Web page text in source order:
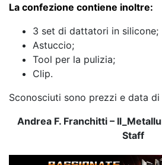
La confezione contiene inoltre:
3 set di dattatori in silicone;
Astuccio;
Tool per la pulizia;
Clip.
Sconosciuti sono prezzi e data
Andrea F. Franchitti –
Staff